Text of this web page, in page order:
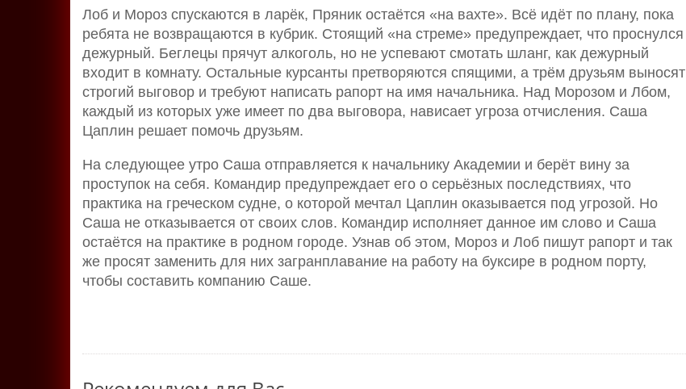
Лоб и Мороз спускаются в ларёк, Пряник остаётся «на вахте». Всё идёт по плану, пока
ребята не возвращаются в кубрик. Стоящий «на стреме» предупреждает, что проснулся
дежурный. Беглецы прячут алкоголь, но не успевают смотать шланг, как дежурный
входит в комнату. Остальные курсанты претворяются спящими, а трём друзьям выносят
строгий выговор и требуют написать рапорт на имя начальника. Над Морозом и Лбом,
каждый из которых уже имеет по два выговора, нависает угроза отчисления. Саша
Цаплин решает помочь друзьям.
На следующее утро Саша отправляется к начальнику Академии и берёт вину за
проступок на себя. Командир предупреждает его о серьёзных последствиях, что
практика на греческом судне, о которой мечтал Цаплин оказывается под угрозой. Но
Саша не отказывается от своих слов. Командир исполняет данное им слово и Саша
остаётся на практике в родном городе. Узнав об этом, Мороз и Лоб пишут рапорт и так
же просят заменить для них загранплавание на работу на буксире в родном порту,
чтобы составить компанию Саше.